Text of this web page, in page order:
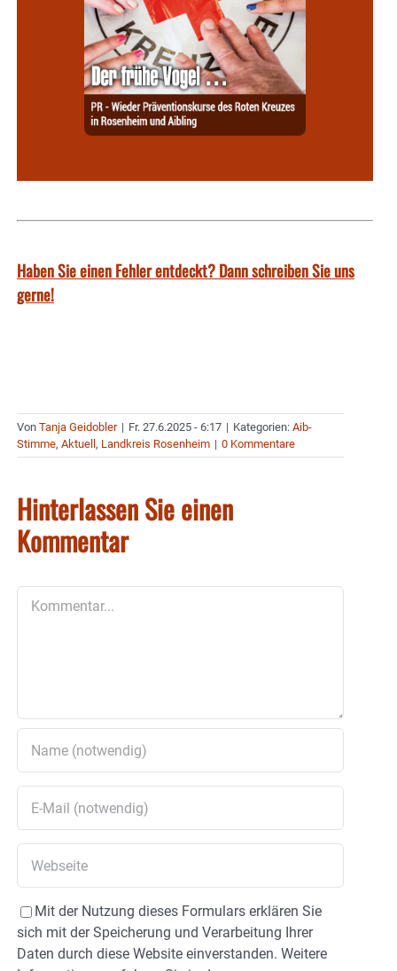
Haben Sie einen Fehler entdeckt? Dann schreiben Sie uns
gerne!
Von Tanja Geidobler | Fr. 27.6.2025 - 6:17 | Kategorien: Aib-
Stimme, Aktuell , Landkreis Rosenheim | 0 Kommentare
Hinterlassen Sie einen
Kommentar
Mit der Nutzung dieses Formulars erklären Sie
sich mit der Speicherung und Verarbeitung Ihrer
Daten durch diese Website einverstanden. Weitere